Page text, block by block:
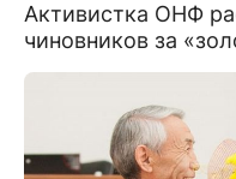
Активистка ОНФ
чиновников за